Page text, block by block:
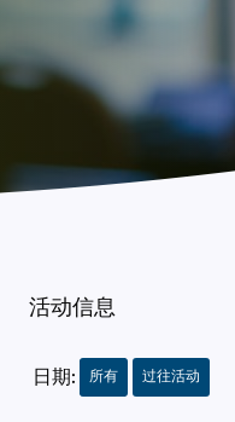
活动信息
日期: 所有 过往活动